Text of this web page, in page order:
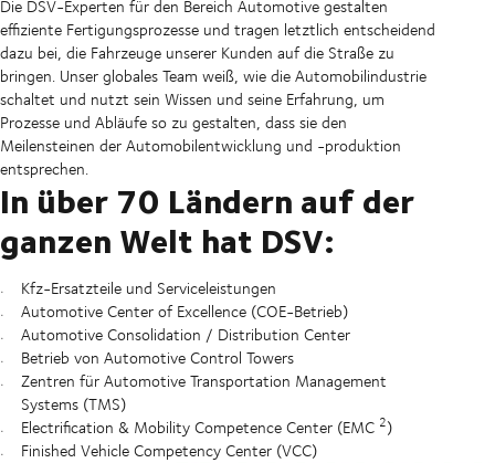
Die DSV-Experten für den Bereich Automotive gestalten
effiziente Fertigungsprozesse und tragen letztlich entscheidend
dazu bei, die Fahrzeuge unserer Kunden auf die Straße zu
bringen. Unser globales Team weiß, wie die Automobilindustrie
schaltet und nutzt sein Wissen und seine Erfahrung, um
Prozesse und Abläufe so zu gestalten, dass sie den
Meilensteinen der Automobilentwicklung und -produktion
entsprechen.
In über 70 Ländern auf der
ganzen Welt hat DSV:
Kfz-Ersatzteile und Serviceleistungen
Automotive Center of Excellence (COE-Betrieb)
Automotive Consolidation / Distribution Center
Betrieb von Automotive Control Towers
Zentren für Automotive Transportation Management
Systems (TMS)
Electrification & Mobility Competence Center (EMC 2)
Finished Vehicle Competency Center (VCC)